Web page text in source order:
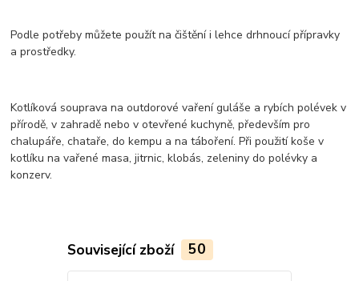
Podle potřeby můžete použít na čištění i lehce drhnoucí přípravky
a prostředky.
Kotlíková souprava na outdorové vaření guláše a rybích polévek v
přírodě, v zahradě nebo v otevřené kuchyně, především pro
chalupáře, chataře, do kempu a na táboření. Při použití koše v
kotlíku na vařené masa, jitrnic, klobás, zeleniny do polévky a
konzerv.
Související zboží 50